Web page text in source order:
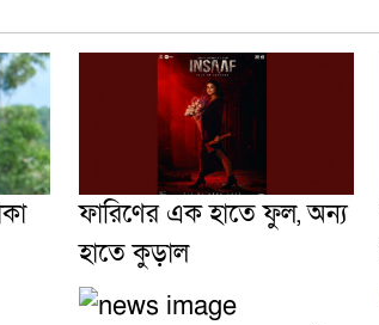
ফারিণের এক হাতে ফুল, অন্য
হাতে কুড়াল